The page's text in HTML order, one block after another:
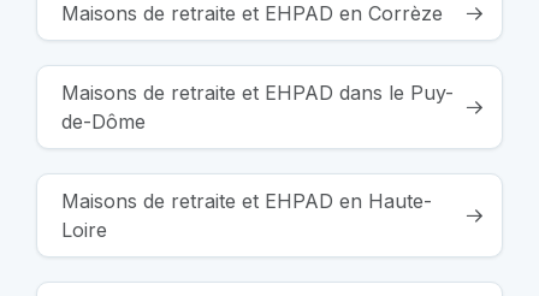
Maisons de retraite et EHPAD en Corrèze
Maisons de retraite et EHPAD dans le Puy-
de-Dôme
Maisons de retraite et EHPAD en Haute-
Loire